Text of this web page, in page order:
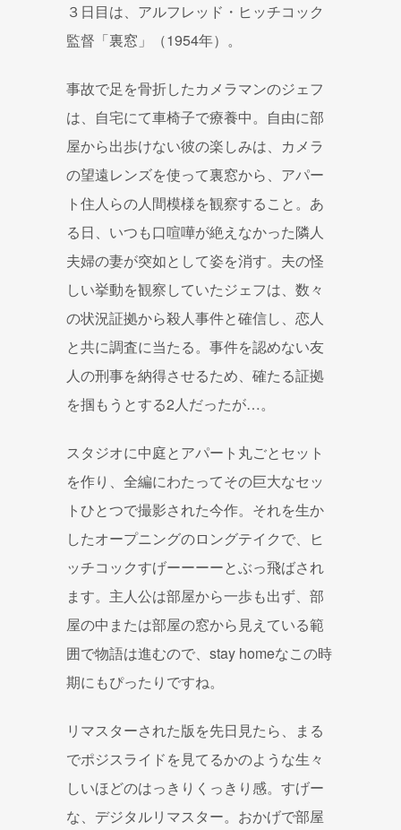
３日目は、アルフレッド・ヒッチコック
監督「裏窓」（1954年）。
事故で足を骨折したカメラマンのジェフ
は、自宅にて車椅子で療養中。自由に部
屋から出歩けない彼の楽しみは、カメラ
の望遠レンズを使って裏窓から、アパー
ト住人らの人間模様を観察すること。あ
る日、いつも口喧嘩が絶えなかった隣人
夫婦の妻が突如として姿を消す。夫の怪
しい挙動を観察していたジェフは、数々
の状況証拠から殺人事件と確信し、恋人
と共に調査に当たる。事件を認めない友
人の刑事を納得させるため、確たる証拠
を掴もうとする2人だったが…。
スタジオに中庭とアパート丸ごとセット
を作り、全編にわたってその巨大なセッ
トひとつで撮影された今作。それを生か
したオープニングのロングテイクで、ヒ
ッチコックすげーーーーとぶっ飛ばされ
ます。主人公は部屋から一歩も出ず、部
屋の中または部屋の窓から見えている範
囲で物語は進むので、stay homeなこの時
期にもぴったりですね。
リマスターされた版を先日見たら、まる
でポジスライドを見てるかのような生々
しいほどのはっきりくっきり感。すげー
な、デジタルリマスター。おかげで部屋